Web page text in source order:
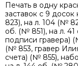
Печать в одну
заставок с 9
823), на л. 104 (№
об. (№ 851), на л.
подписи гравера)
(№ 853, гравер
счета) (№ 855),